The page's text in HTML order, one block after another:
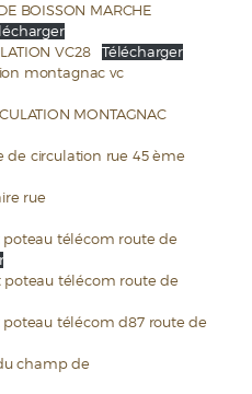
BOISSON MARCHE
VC28
Télécharger
montagnac vc
MONTAGNAC
de circulation rue 45 ème
rue
poteau télécom route de
poteau télécom route de
télécom d87 route de
champ de